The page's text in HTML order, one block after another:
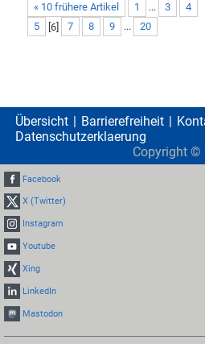
« 10 frühere Artikel 1 ... 3
4
5
[6] 7 8 9 ... 20
Übersicht Barrierefreiheit
Datenschutzerklaerung
Copyright ©
Facebook
X (Twitter)
Instagram
Youtube
Xing
LinkedIn
Mastodon